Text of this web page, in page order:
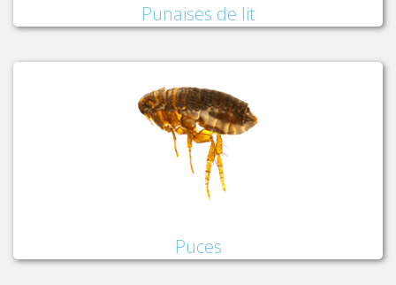
Punaises de lit
Puces